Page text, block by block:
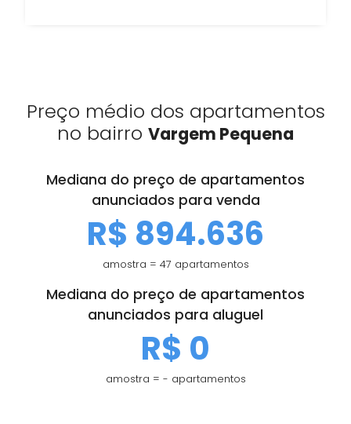
Preço médio dos apartamentos
no bairro Vargem Pequena
Mediana do preço de apartamentos
anunciados para venda
R$ 894.636
amostra = 47 apartamentos
Mediana do preço de apartamentos
anunciados para aluguel
R$ 0
amostra = - apartamentos